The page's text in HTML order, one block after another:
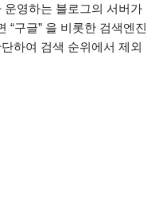
영하는 블로그의 서버가
“구글” 을 비롯한 검색엔진
하여 검색 순위에서 제외